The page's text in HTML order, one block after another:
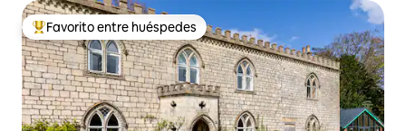
De los mejores en Favorito entre huéspedes
Favorito entre huéspedes